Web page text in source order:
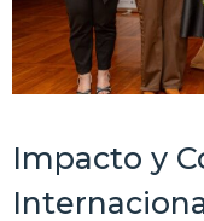
Impacto y